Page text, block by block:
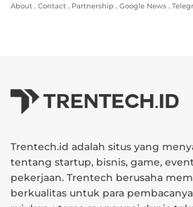
About . Contact . Partnership . Google News .
Trentech.id adalah situs yang
tentang startup, bisnis, game,
pekerjaan. Trentech berusaha
berkualitas untuk para